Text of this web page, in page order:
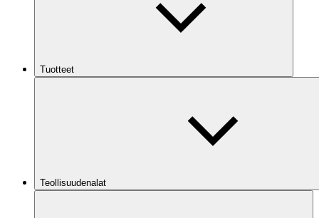
Tuotteet
Teollisuudenalat